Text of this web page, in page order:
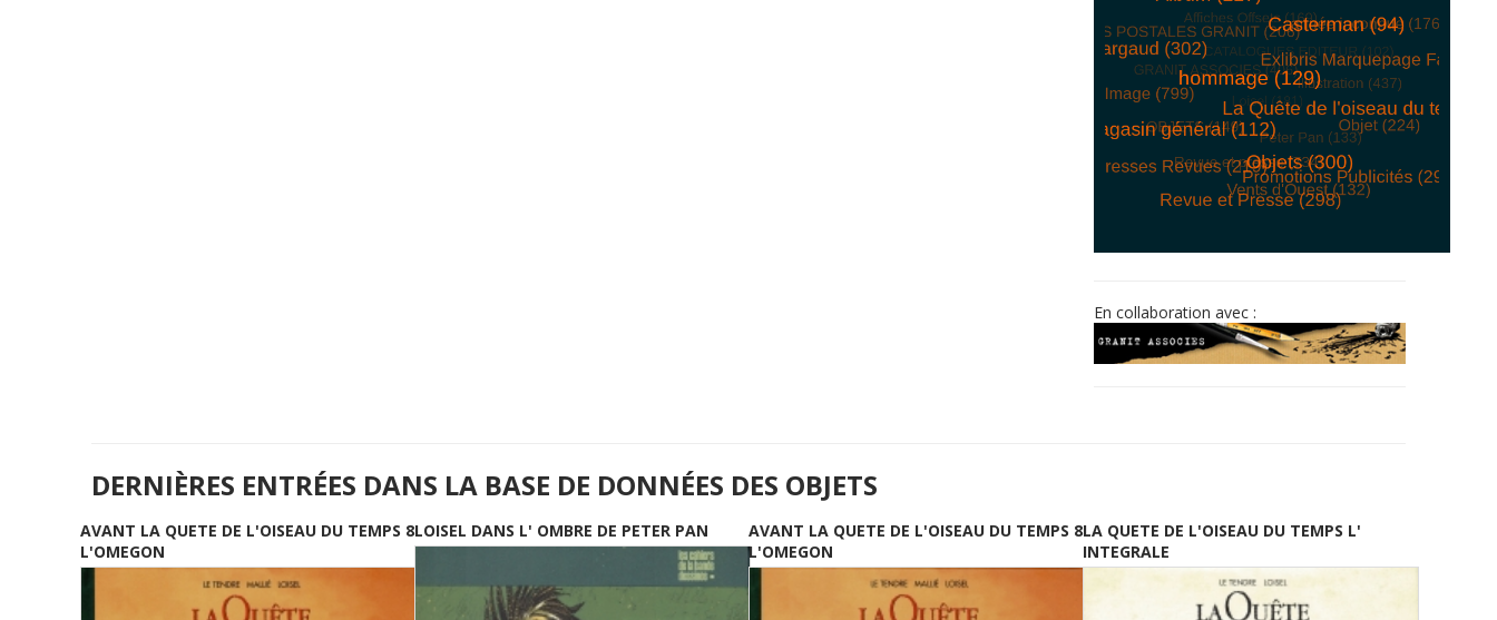
En collaboration avec :
DERNIÈRES ENTRÉES DANS LA BASE DE DONNÉES DES OBJETS
AVANT LA QUETE DE L'OISEAU DU TEMPS 8
L'OMEGON
LOISEL DANS L' OMBRE DE PETER PAN
AVANT LA QUETE DE L'OISEAU DU TEMPS 8
L'OMEGON
LA QUETE DE L'OISEAU DU TEMPS L'
INTEGRALE